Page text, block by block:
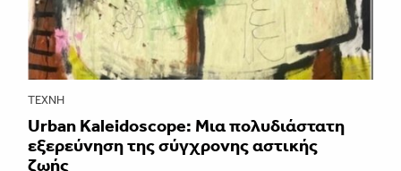
ΤΈΧΝΗ
Urban Kaleidoscope: Μια πολυδιάστατη
εξερεύνηση της σύγχρονης αστικής
ζωής